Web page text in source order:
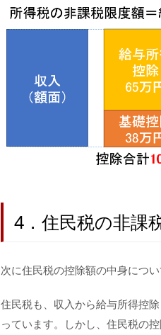
4．住民税の非課
次に住民税の控除額の中身につい
住民税も、収入から給与所得控
っています。しかし、住民税の